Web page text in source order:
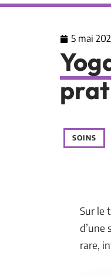
5 mai
SOINS
Sur le
d’une
rare,